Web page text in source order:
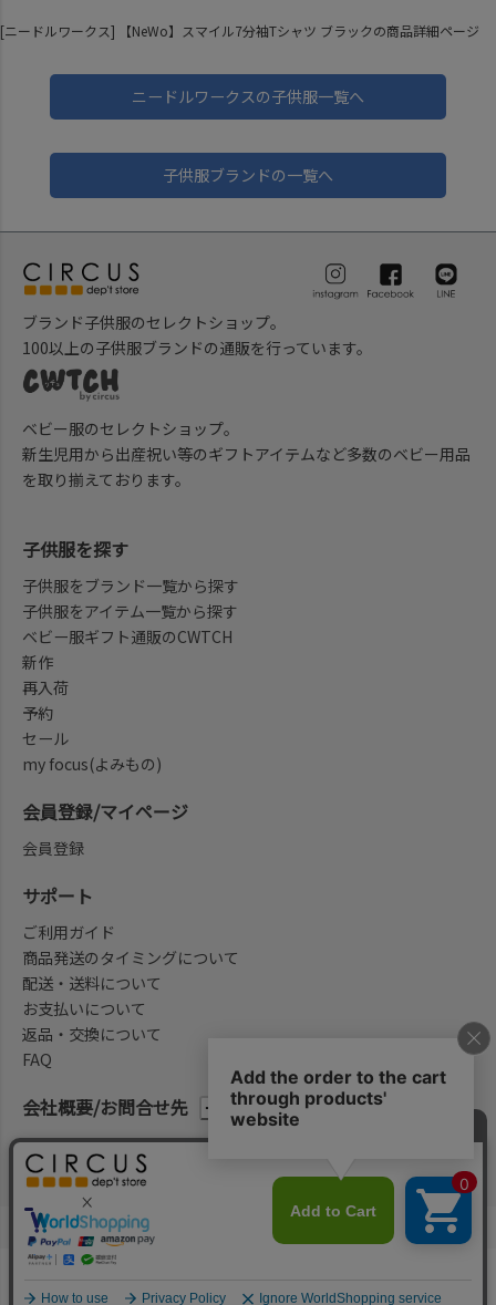
[ニードルワークス] 【NeWo】スマイル7分袖Tシャツ ブラックの商品詳細ページ
ニードルワークスの子供服一覧へ
子供服ブランドの一覧へ
ブランド子供服のセレクトショップ。
100以上の子供服ブランドの通販を行っています。
ベビー服のセレクトショップ。
新生児用から出産祝い等のギフトアイテムなど多数のベビー用品
を取り揃えております。
会社概要/お問合せ先
子供服を探す
子供服をブランド一覧から探す
子供服をアイテム一覧から探す
ベビー服ギフト通販のCWTCH
新作
再入荷
予約
セール
my focus(よみもの)
会員登録/マイページ
会員登録
サポート
ご利用ガイド
商品発送のタイミングについて
配送・送料について
お支払いについて
返品・交換について
FAQ
法律に基づく表示 プライバシーポリシー
©2004-2026 子供服・キッズ服の通販Circus All Rights reserved.
何かお探しですか？